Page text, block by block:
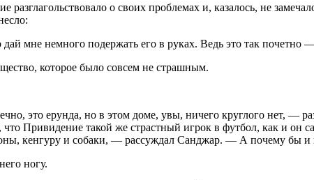
о своих проблемах и, казалось, не
немного подержать его в руках. Ведь это так почетно
которое было совсем не страшным.
ерунда, но в этом доме, увы, ничего круглого нет, —
что Привидение такой же страстный игрок в футбол, как и
кенгуру и собаки, — рассуждал Санджар. — А почему бы и
ногу.